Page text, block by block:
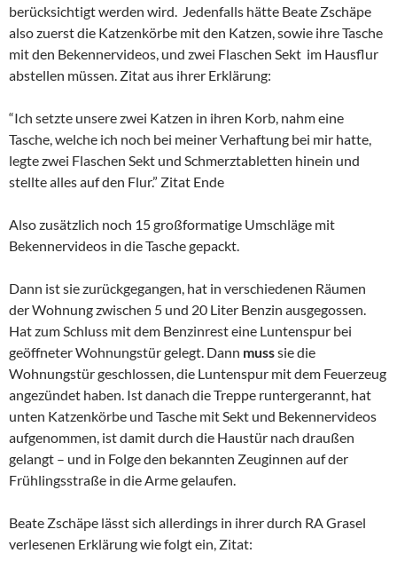
berücksichtigt werden wird. Jedenfalls hätte Beate Zschäpe
also zuerst die Katzenkörbe mit den Katzen, sowie ihre Tasche
mit den Bekennervideos, und zwei Flaschen Sekt im Hausflur
abstellen müssen. Zitat aus ihrer Erklärung:
“Ich setzte unsere zwei Katzen in ihren Korb, nahm eine
Tasche, welche ich noch bei meiner Verhaftung bei mir hatte,
legte zwei Flaschen Sekt und Schmerztabletten hinein und
stellte alles auf den Flur.” Zitat Ende
Also zusätzlich noch 15 großformatige Umschläge mit
Bekennervideos in die Tasche gepackt.
Dann ist sie zurückgegangen, hat in verschiedenen Räumen
der Wohnung zwischen 5 und 20 Liter Benzin ausgegossen.
Hat zum Schluss mit dem Benzinrest eine Luntenspur bei
geöffneter Wohnungstür gelegt. Dann musssie die
Wohnungstür geschlossen, die Luntenspur mit dem Feuerzeug
angezündet haben. Ist danach die Treppe runtergerannt, hat
unten Katzenkörbe und Tasche mit Sekt und Bekennervideos
aufgenommen, ist damit durch die Haustür nach draußen
gelangt – und in Folge den bekannten Zeuginnen auf der
Frühlingsstraße in die Arme gelaufen.
Beate Zschäpe lässt sich allerdings in ihrer durch RA Grasel
verlesenen Erklärung wie folgt ein, Zitat: